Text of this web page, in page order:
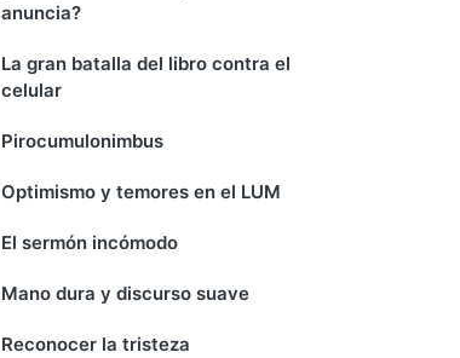
anuncia?
La gran batalla del libro contra el
celular
Pirocumulonimbus
Optimismo y temores en el LUM
El sermón incómodo
Mano dura y discurso suave
Reconocer la tristeza